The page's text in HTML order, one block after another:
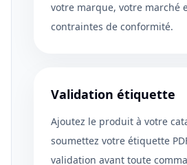
votre marque, votre marché
contraintes de conformité.
Validation étiquette
Ajoutez le produit à votre
soumettez votre étiquette
validation avant toute